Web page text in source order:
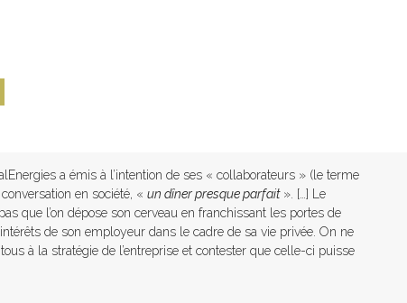
a émis à l’intention de ses « collaborateurs » (le terme
en société, « un dîner presque parfait ». […] Le
que l’on dépose son cerveau en franchissant les portes de
intérêts de son employeur dans le cadre de sa vie privée. On ne
à la stratégie de l’entreprise et contester que celle-ci puisse